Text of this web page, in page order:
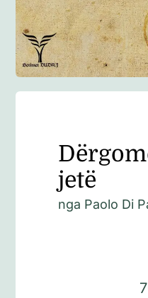
jetë
nga Paolo Di